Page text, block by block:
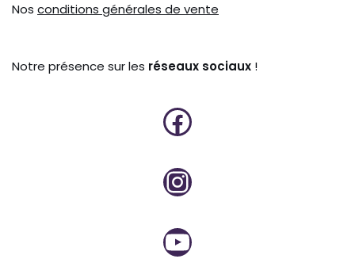
Nos conditions générales de vente
Notre présence sur les réseaux sociaux !